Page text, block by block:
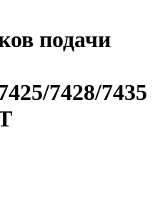
подачи
7428/7435